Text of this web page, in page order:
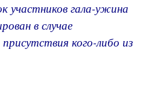
участников гала-ужина
в случае
кого-либо из